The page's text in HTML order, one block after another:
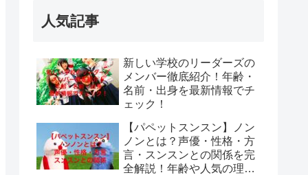
人気記事
新しい学校のリーダーズの
メンバー徹底紹介！年齢・
名前・出身を最新情報でチ
ェック！
【パペットスンスン】ノン
ノンとは？声優・性格・方
言・スンスンとの関係を完
全解説！年齢や人気の理由